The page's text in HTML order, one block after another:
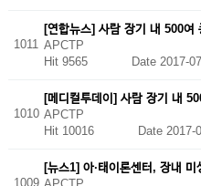
1011
[연합뉴스] 사람 장기 내 500여
APCTP
Hit 9565
Date 2017-
1010
[메디컬투데이] 사람 장기 내
APCTP
Hit 10016
Date 2017-
1009
[뉴스1] 아·태이론센터, 장내